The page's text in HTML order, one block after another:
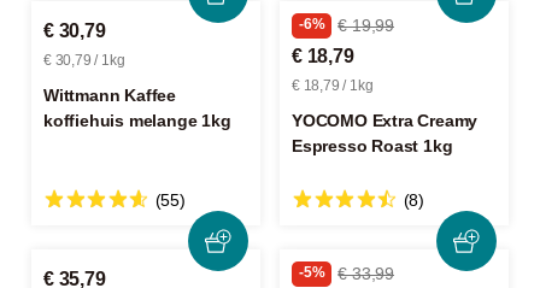
€ 30,79
€ 30,79 / 1kg
Wittmann Kaffee
koffiehuis melange 1kg
(55)
-6% € 19,99
€ 18,79
€ 18,79 / 1kg
YOCOMO Extra Creamy
Espresso Roast 1kg
(8)
€ 35,79 -5% € 33,99